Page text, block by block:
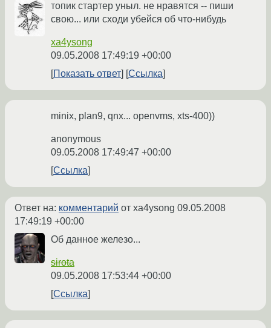
топик стартер уныл. не нравятся -- пиши
свою... или сходи убейся об что-нибудь
xa4ysong
09.05.2008 17:49:19 +00:00
Показать ответ
Ссылка
minix, plan9, qnx... openvms, xts-400))
anonymous
09.05.2008 17:49:47 +00:00
Ссылка
Ответ на: комментарий от xa4ysong 09.05.2008
17:49:19 +00:00
Об данное железо...
sirota
09.05.2008 17:53:44 +00:00
Ссылка